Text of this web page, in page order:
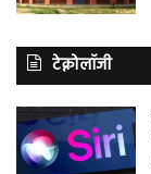
टेक्नोलॉजी